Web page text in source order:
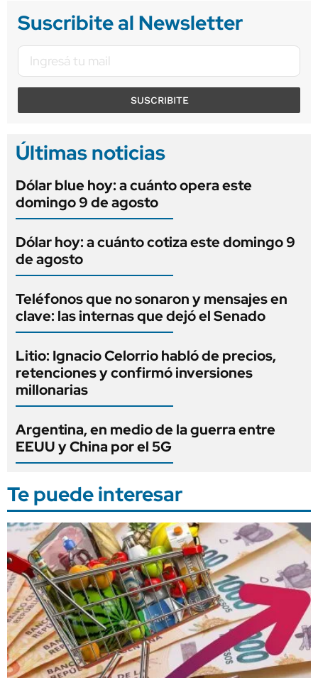
Suscribite al Newsletter
SUSCRIBITE
Últimas noticias
Dólar blue hoy: a cuánto opera este
domingo 9 de agosto
Dólar hoy: a cuánto cotiza este domingo 9
de agosto
Teléfonos que no sonaron y mensajes en
clave: las internas que dejó el Senado
Litio: Ignacio Celorrio habló de precios,
retenciones y confirmó inversiones
millonarias
Argentina, en medio de la guerra entre
EEUU y China por el 5G
Te puede interesar